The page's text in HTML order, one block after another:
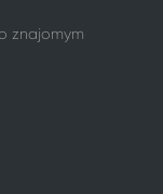
znajomym